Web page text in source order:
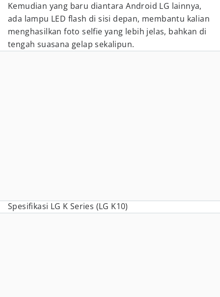
Kemudian yang baru diantara Android LG lainnya,
ada lampu LED flash di sisi depan, membantu kalian
menghasilkan foto selfie yang lebih jelas, bahkan di
tengah suasana gelap sekalipun.
Spesifikasi LG K Series (LG K10)